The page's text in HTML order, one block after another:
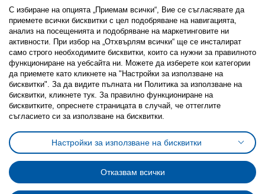
Последвайте ни:
FacebookTwitterYoutubePinterestInstagram
Политика за използване на бисквитки (Cookies)
Избор на настройки за използване на бисквитки
Условия за ползване на ikea.bgОбща политика за личните данни
Политика за защита на личните данни на ikea.bg
Общи условия на програма IKEA Family
Политика за защита на лични данни на програма IKEA Family
С избиране на опцията „Приемам всички“, Вие се съгласявате да
приемете всички бисквитки с цел подобряване на навигацията,
анализ на посещенията и подобряване на маркетинговите ни
активности. При избор на „Отхвърлям всички“ ще се инсталират
само строго необходимитe бисквитки, които са нужни за правилното
функциониране на уебсайта ни. Можете да изберете кои категории
да приемете като кликнете на "Настройки за използване на
бисквитки". За да видите пълната ни Политика за използване на
бисквитки, кликнете тук. За правилно функциониране на
бисквитките, опреснете страницата в случай, че оттеглите
съгласието си за използване на бисквитки.
Настройки за използване на бисквитки
Отказвам всички